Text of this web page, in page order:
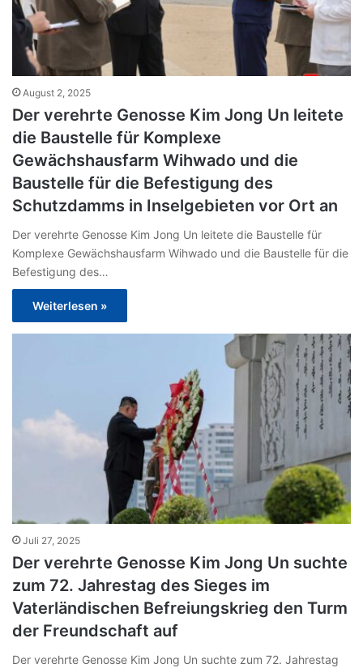
August 2, 2025
Der verehrte Genosse Kim Jong Un leitete
die Baustelle für Komplexe
Gewächshausfarm Wihwado und die
Baustelle für die Befestigung des
Schutzdamms in Inselgebieten vor Ort an
Der verehrte Genosse Kim Jong Un leitete die Baustelle für
Komplexe Gewächshausfarm Wihwado und die Baustelle für die
Befestigung des…
Weiterlesen »
Juli 27, 2025
Der verehrte Genosse Kim Jong Un suchte
zum 72. Jahrestag des Sieges im
Vaterländischen Befreiungskrieg den Turm
der Freundschaft auf
Der verehrte Genosse Kim Jong Un suchte zum 72. Jahrestag